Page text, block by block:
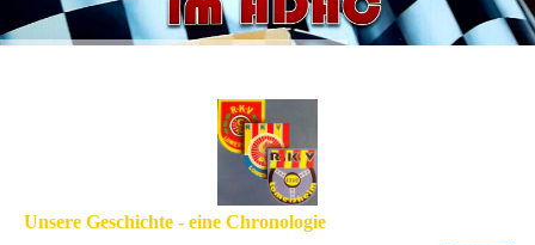
Unsere Geschichte - eine Chronologie